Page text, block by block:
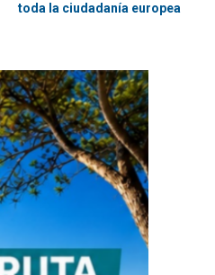
toda la ciudadanía europea